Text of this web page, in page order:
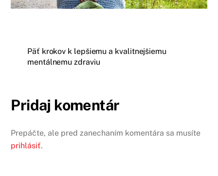
Päť krokov k lepšiemu a kvalitnejšiemu
mentálnemu zdraviu
Pridaj komentár
Prepáčte, ale pred zanechaním komentára sa musíte
prihlásiť.